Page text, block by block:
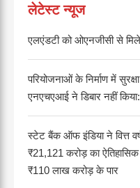
लेटेस्ट न्यूज
एलएंडटी को ओएनजीसी से
परियोजनाओं के निर्माण में
एनएचएआई ने डिबार नहीं
स्टेट बैंक ऑफ इंडिया ने वित्त
₹21,121 करोड़ का ऐतिहासिक
₹110 लाख करोड़ के पार